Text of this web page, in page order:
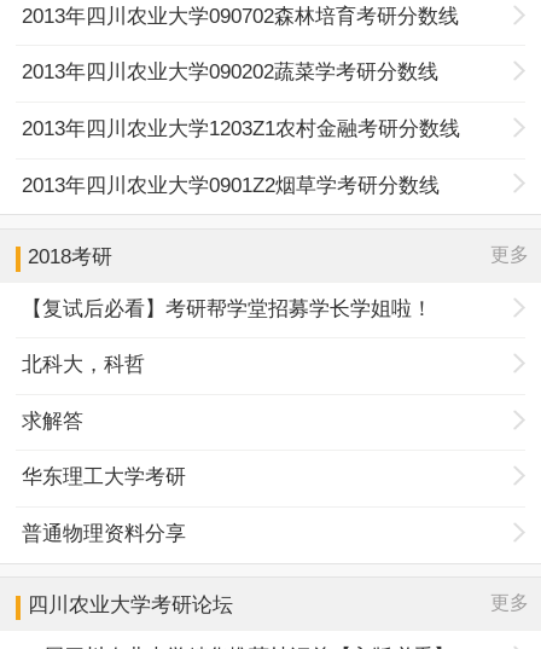
2013年四川农业大学090702森林培育考研分数线
2013年四川农业大学090202蔬菜学考研分数线
2013年四川农业大学1203Z1农村金融考研分数线
2013年四川农业大学0901Z2烟草学考研分数线
2018考研 更多
【复试后必看】考研帮学堂招募学长学姐啦！
北科大，科哲
求解答
华东理工大学考研
普通物理资料分享
四川农业大学考研论坛 更多